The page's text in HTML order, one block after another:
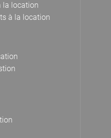
la location
à la location